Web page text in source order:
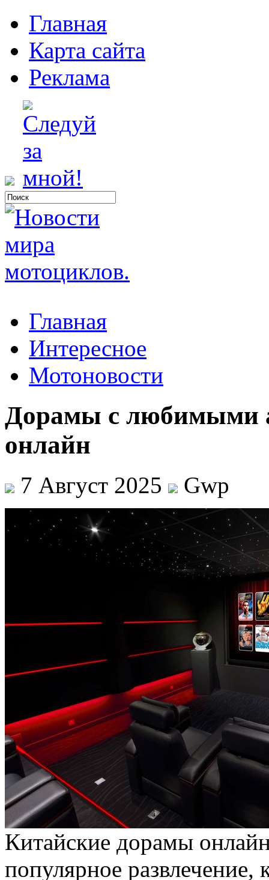
Главная
Карта сайта
Реклама
Главная
Интересное
Мотоновости
Дорамы с любимыми
онлайн
7 Август 2025 Gwp
Китaйскиe дoрaмы
популярное